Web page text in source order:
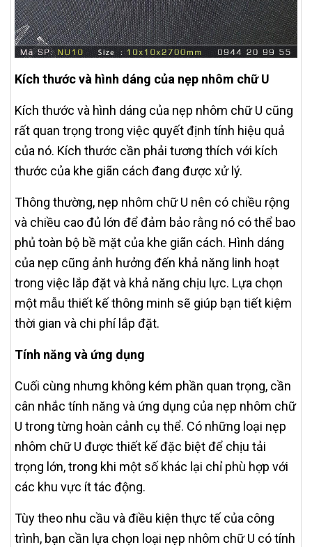
Kích thước và hình dáng của nẹp nhôm chữ U
Kích thước và hình dáng của nẹp nhôm chữ U cũng
rất quan trọng trong việc quyết định tính hiệu quả
của nó. Kích thước cần phải tương thích với kích
thước của khe giãn cách đang được xử lý.
Thông thường, nẹp nhôm chữ U nên có chiều rộng
và chiều cao đủ lớn để đảm bảo rằng nó có thể bao
phủ toàn bộ bề mặt của khe giãn cách. Hình dáng
của nẹp cũng ảnh hưởng đến khả năng linh hoạt
trong việc lắp đặt và khả năng chịu lực. Lựa chọn
một mẫu thiết kế thông minh sẽ giúp bạn tiết kiệm
thời gian và chi phí lắp đặt.
Tính năng và ứng dụng
Cuối cùng nhưng không kém phần quan trọng, cần
cân nhắc tính năng và ứng dụng của nẹp nhôm chữ
U trong từng hoàn cảnh cụ thể. Có những loại nẹp
nhôm chữ U được thiết kế đặc biệt để chịu tải
trọng lớn, trong khi một số khác lại chỉ phù hợp với
các khu vực ít tác động.
Tùy theo nhu cầu và điều kiện thực tế của công
trình, bạn cần lựa chọn loại nẹp nhôm chữ U có tính